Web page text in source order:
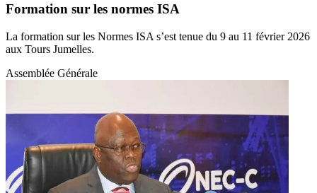
Formation sur les normes ISA
La formation sur les Normes ISA s’est tenue du 9 au 11 février 2026
aux Tours Jumelles.
Assemblée Générale